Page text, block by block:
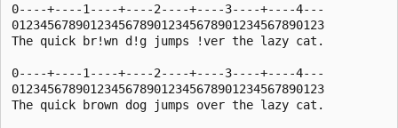
0----+----1----+----2----+----3----+----4---
01234567890123456789012345678901234567890123
The quick br!wn d!g jumps !ver the lazy cat.
0----+----1----+----2----+----3----+----4---
01234567890123456789012345678901234567890123
The quick brown dog jumps over the lazy cat.